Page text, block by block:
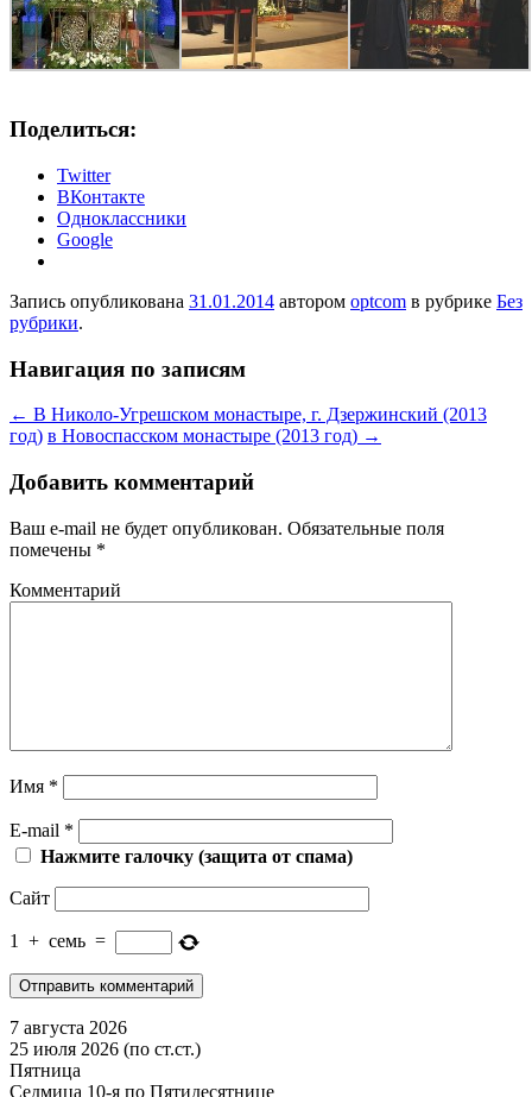
Поделиться:
Twitter
ВКонтакте
Одноклассники
Google
Запись опубликована 31.01.2014 автором optcom в рубрике Без
рубрики.
Навигация по записям
← В Николо-Угрешском монастыре, г. Дзержинский (2013
год) в Новоспасском монастыре (2013 год) →
Добавить комментарий
Ваш e-mail не будет опубликован. Обязательные поля
помечены *
Комментарий
Имя *
E-mail *
Нажмите галочку (защита от спама)
Сайт
1 + семь =
7 августа 2026
25 июля 2026 (по ст.ст.)
Пятница
Седмица 10-я по Пятидесятнице